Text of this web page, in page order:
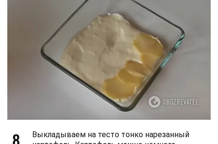
Выкладываем на тесто тонко нарезанный